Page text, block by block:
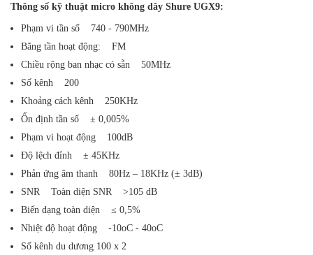
Thông số kỹ thuật micro không dây Shure UGX9:
Phạm vi tần số 740 - 790MHz
Băng tần hoạt động: FM
Chiều rộng ban nhạc có sẵn 50MHz
Số kênh 200
Khoảng cách kênh 250KHz
Ổn định tần số ± 0,005%
Phạm vi hoạt động 100dB
Độ lệch đỉnh ± 45KHz
Phản ứng âm thanh 80Hz – 18KHz (± 3dB)
SNR Toàn diện SNR >105 dB
Biến dạng toàn diện ≤ 0,5%
Nhiệt độ hoạt động -10oC - 40oC
Số kênh du dương 100 x 2